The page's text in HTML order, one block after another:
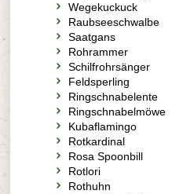
Wegekuckuck
Raubseeschwalbe
Saatgans
Rohrammer
Schilfrohrsänger
Feldsperling
Ringschnabelente
Ringschnabelmöwe
Kubaflamingo
Rotkardinal
Rosa Spoonbill
Rotlori
Rothuhn